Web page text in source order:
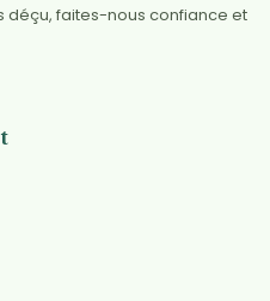
déçu, faites-nous confiance et